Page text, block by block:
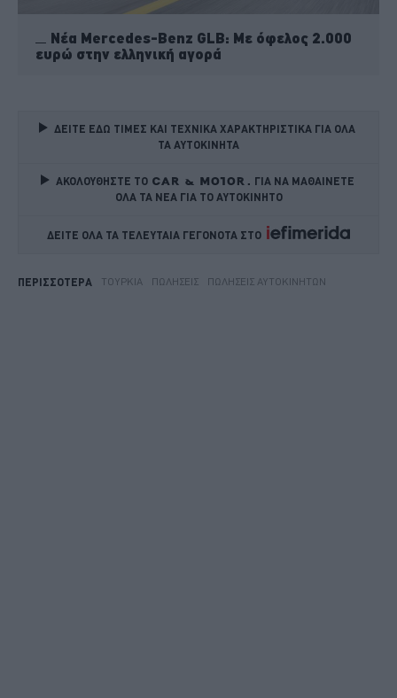
Νέα Mercedes-Benz GLB: Με όφελος 2.000
ευρώ στην ελληνική αγορά
ΔΕΙΤΕ ΕΔΩ ΤΙΜΕΣ ΚΑΙ ΤΕΧΝΙΚΑ ΧΑΡΑΚΤΗΡΙΣΤΙΚΑ ΓΙΑ ΟΛΑ
ΤΑ ΑΥΤΟΚΙΝΗΤΑ
ΑΚΟΛΟΥΘΗΣΤΕ ΤΟ
ΓΙΑ ΝΑ ΜΑΘΑΙΝΕΤΕ
ΟΛΑ ΤΑ ΝΕΑ ΓΙΑ ΤΟ ΑΥΤΟΚΙΝΗΤΟ
ΔΕΙΤΕ ΟΛΑ ΤΑ ΤΕΛΕΥΤΑΙΑ ΓΕΓΟΝΟΤΑ ΣΤΟ
ΠΕΡΙΣΣΟΤΕΡΑ ΤΟΥΡΚΊΑ ΠΩΛΉΣΕΙΣ ΠΩΛΉΣΕΙΣ ΑΥΤΟΚΙΝΉΤΩΝ